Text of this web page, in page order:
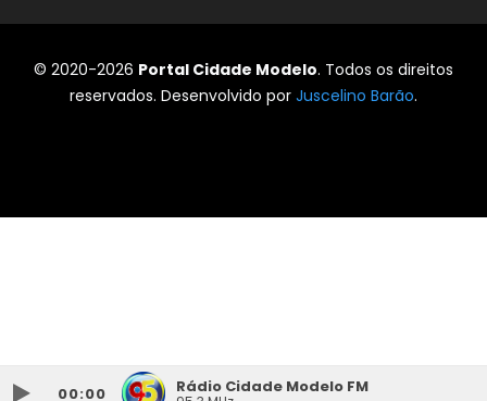
00:00 Rádio Cidade Modelo FM
© 2020-2026 Portal Cidade Modelo. Todos os direitos
reservados. Desenvolvido por Juscelino Barão.